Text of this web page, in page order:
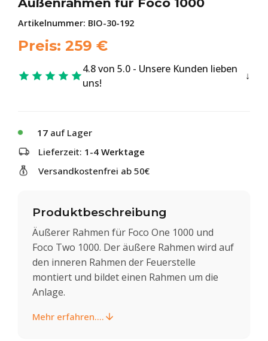
Artikelnummer: BIO-30-192
Preis: 259 €
4.8 von 5.0 - Unsere Kunden lieben
uns!
17 auf Lager
Lieferzeit: 1-4 Werktage
Versandkostenfrei ab 50€
Produktbeschreibung
Äußerer Rahmen für Foco One 1000 und
Foco Two 1000. Der äußere Rahmen wird auf
den inneren Rahmen der Feuerstelle
montiert und bildet einen Rahmen um die
Anlage.
Mehr erfahren....